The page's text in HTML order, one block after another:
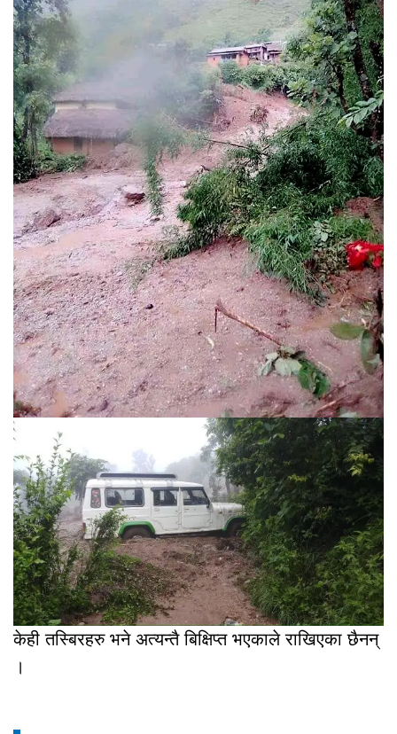
केही तस्बिरहरु भने अत्यन्तै बिक्षिप्त भएकाले राखिएका छैनन्
।